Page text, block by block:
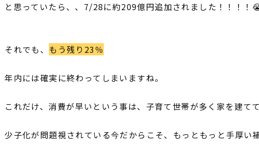
と思っていたら、、7/28に約209億円追加されました！！！！
それでも、 もう残り23％
年内には確実に終わってしまいますね。
これだけ、消費が早いという事は、子育て世帯が多く家を建て
少子化が問題視されている今だからこそ、もっともっと手厚い